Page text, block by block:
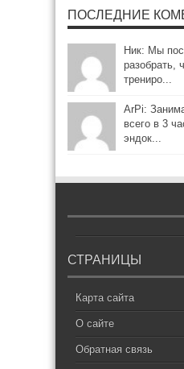
ПОСЛЕДНИЕ
Ник: Мы
разобрать,
трениро...
ArPi:
всего в 3
эндок...
СТРАНИЦЫ
Карта сайта
О сайте
Обратная связь